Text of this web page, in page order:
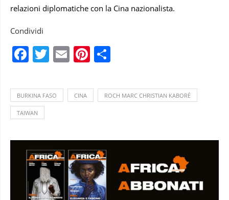
relazioni diplomatiche con la Cina nazionalista.
Condividi
Facebook
Twitter
EmailPinterest
BURKINA FASO CINA ROCH MARC CHRISTIAN KABORÉ
TAIWAN